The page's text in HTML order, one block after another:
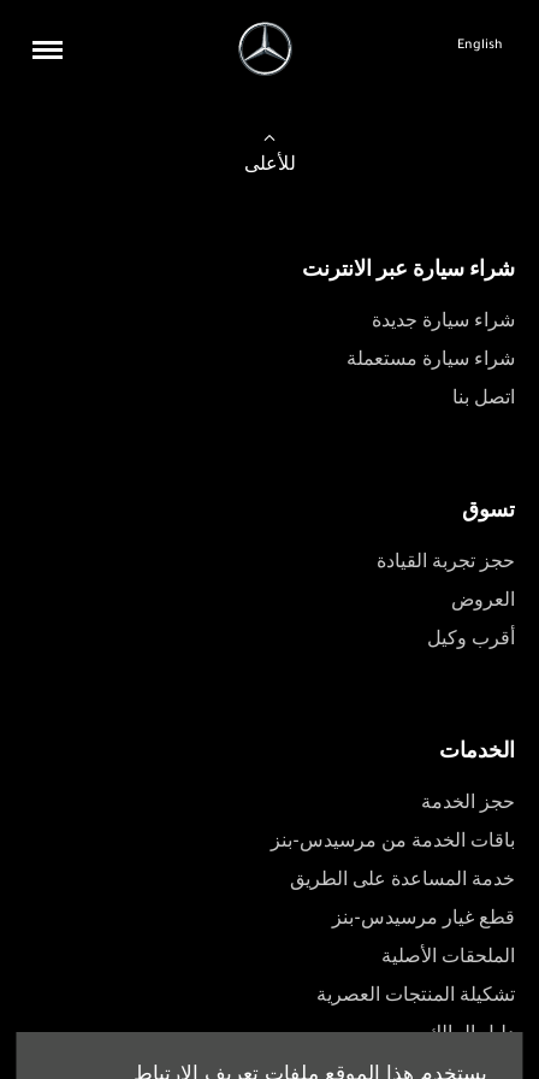
يستخدم هذا الموقع ملفات تعريف الارتباط
English
للأعلى
شراء سيارة عبر الانترنت
شراء سيارة جديدة
شراء سيارة مستعملة
اتصل بنا
تسوق
حجز تجربة القيادة
العروض
أقرب وكيل
الخدمات
حجز الخدمة
باقات الخدمة من مرسيدس-بنز
خدمة المساعدة على الطريق
قطع غيار مرسيدس-بنز
الملحقات الأصلية
تشكيلة المنتجات العصرية
دليل المالك